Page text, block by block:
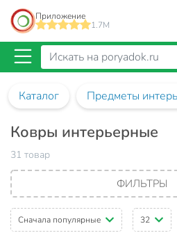
Приложение
1.7M
Каталог Предметы
Ковры интерьерные
31 товар
ФИЛЬТРЫ
Сначала популярные 32